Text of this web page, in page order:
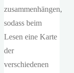
zusammenhängen,
sodass beim
Lesen eine Karte
der
verschiedenen